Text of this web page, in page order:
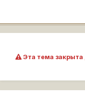
Эта тема закрыта